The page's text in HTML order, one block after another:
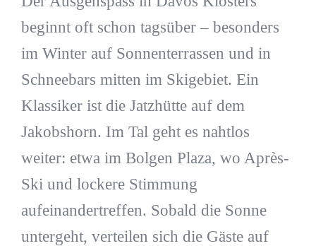
beginnt oft schon tagsüber – besonders
im Winter auf Sonnenterrassen und in
Schneebars mitten im Skigebiet. Ein
Klassiker ist die Jatzhütte auf dem
Jakobshorn. Im Tal geht es nahtlos
weiter: etwa im Bolgen Plaza, wo Après-
Ski und lockere Stimmung
aufeinandertreffen. Sobald die Sonne
untergeht, verteilen sich die Gäste auf